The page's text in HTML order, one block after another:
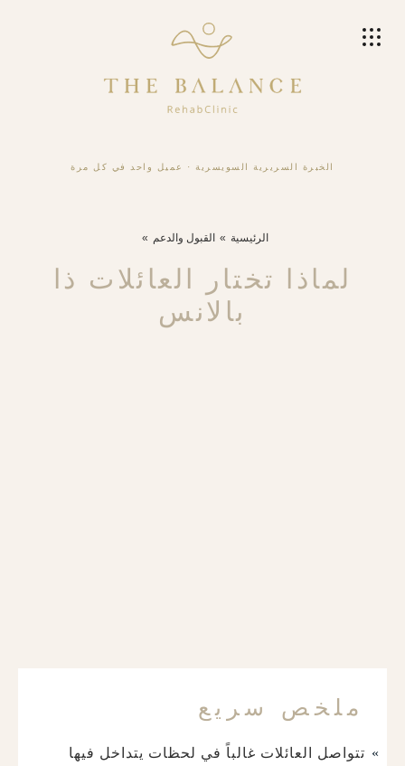
الخبرة السريرية السويسرية · عميل واحد في كل مرة
الرئيسية القبول والدعم
لماذا تختار العائلات ذا
بالانس
ملخص سريع
تتواصل العائلات غالباً في لحظات يتداخل فيها